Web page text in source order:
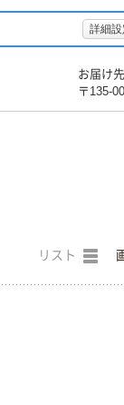
詳細設
お届け先
〒135-
リスト